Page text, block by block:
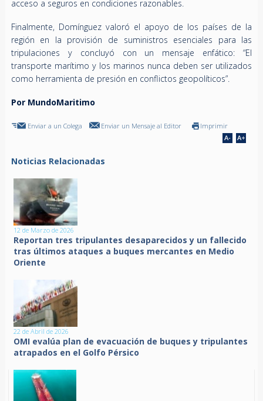
acceso a seguros en condiciones razonables.
Finalmente, Domínguez valoró el apoyo de los países de la
región en la provisión de suministros esenciales para las
tripulaciones y concluyó con un mensaje enfático: “El
transporte marítimo y los marinos nunca deben ser utilizados
como herramienta de presión en conflictos geopolíticos”.
Por MundoMaritimo
Enviar a un Colega Enviar un Mensaje al Editor Imprimir
Noticias Relacionadas
12 de Marzo de 2026
Reportan tres tripulantes desaparecidos y un fallecido
tras últimos ataques a buques mercantes en Medio
Oriente
22 de Abril de 2026
OMI evalúa plan de evacuación de buques y tripulantes
atrapados en el Golfo Pérsico